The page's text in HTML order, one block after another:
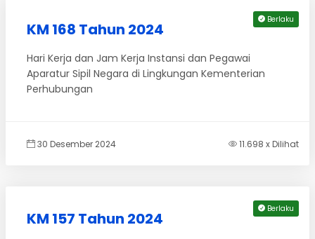
Berlaku
KM 168 Tahun 2024
Hari Kerja dan Jam Kerja Instansi dan Pegawai
Aparatur Sipil Negara di Lingkungan Kementerian
Perhubungan
30 Desember 2024 11.698 x Dilihat
Berlaku
KM 157 Tahun 2024